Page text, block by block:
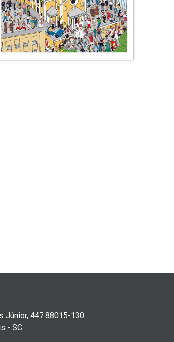
Júnior, 447 88015-130
- SC